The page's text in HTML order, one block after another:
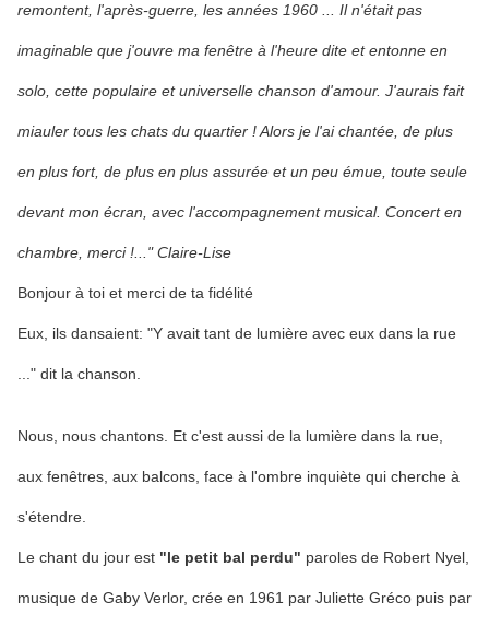
remontent, l'après-guerre, les années 1960 ... Il n'était pas
imaginable que j'ouvre ma fenêtre à l'heure dite et entonne en
solo, cette populaire et universelle chanson d'amour. J'aurais fait
miauler tous les chats du quartier ! Alors je l'ai chantée, de plus
en plus fort, de plus en plus assurée et un peu émue, toute seule
devant mon écran, avec l'accompagnement musical. Concert en
chambre, merci !..." Claire-Lise
Bonjour à toi et merci de ta fidélité
Eux, ils dansaient: "Y avait tant de lumière avec eux dans la rue
..." dit la chanson.
Nous, nous chantons. Et c'est aussi de la lumière dans la rue,
aux fenêtres, aux balcons, face à l'ombre inquiète qui cherche à
s'étendre.
Le chant du jour est "le petit bal perdu" paroles de Robert Nyel,
musique de Gaby Verlor, crée en 1961 par Juliette Gréco puis par